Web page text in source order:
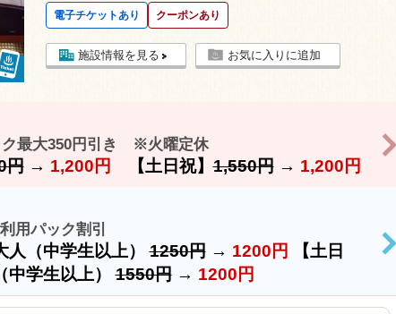
電子チケットあり クーポンあり
施設情報を見る お気に入りに追加
ク最大350円引き ※火曜定休
円→ 1,200円 【土日祝】1,550円→ 1,200円
用パック割引
人（中学生以上）1250円→ 1200円
【土日
中学生以上）1550円→ 1200円
>